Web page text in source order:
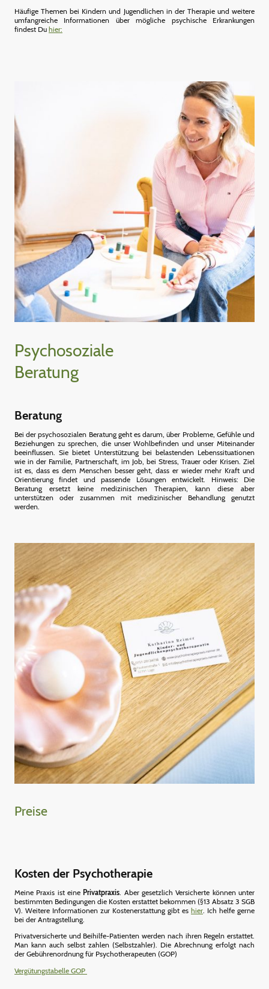
Häufige Themen bei Kindern und Jugendlichen in der Therapie und weitere
umfangreiche Informationen über mögliche psychische Erkrankungen
findest Du hier:
Psychosoziale
Beratung
Beratung
Bei der psychosozialen Beratung geht es darum, über Probleme, Gefühle und
Beziehungen zu sprechen, die unser Wohlbefinden und unser Miteinander
beeinflussen. Sie bietet Unterstützung bei belastenden Lebenssituationen
wie in der Familie, Partnerschaft, im Job, bei Stress, Trauer oder Krisen. Ziel
ist es, dass es dem Menschen besser geht, dass er wieder mehr Kraft und
Orientierung findet und passende Lösungen entwickelt. Hinweis: Die
Beratung ersetzt keine medizinischen Therapien, kann diese aber
unterstützen oder zusammen mit medizinischer Behandlung genutzt
werden.
Preise
Kosten der Psychotherapie
Meine Praxis ist eine Privatpraxis. Aber gesetzlich Versicherte können unter
bestimmten Bedingungen die Kosten erstattet bekommen (§13 Absatz 3 SGB
V). Weitere Informationen zur Kostenerstattung gibt es hier. Ich helfe gerne
bei der Antragstellung.
Privatversicherte und Beihilfe-Patienten werden nach ihren Regeln erstattet.
Man kann auch selbst zahlen (Selbstzahler). Die Abrechnung erfolgt nach
der Gebührenordnung für Psychotherapeuten (GOP)
Vergütungstabelle GOP